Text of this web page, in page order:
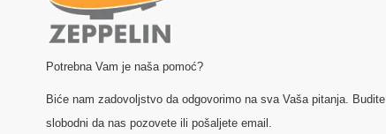
Potrebna Vam je naša pomoć?
Biće nam zadovoljstvo da odgovorimo na sva Vaša pitanja. Budite
slobodni da nas pozovete ili pošaljete email.